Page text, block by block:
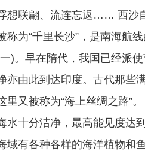
想联翩、流连忘返…… 西沙
称为“千里长沙”，是南海航
)。早在隋代，我国已经派
亦由此到达印度。古代那些
里又被称为“海上丝绸之路”
水十分洁净，最高能见度达
域有各种各样的海洋植物和